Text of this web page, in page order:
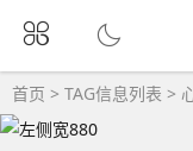
首页 > TAG信息列表 >